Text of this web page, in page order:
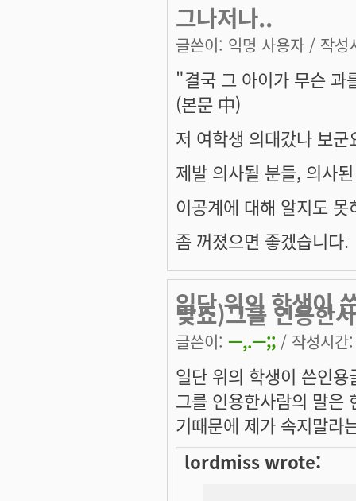
그나저나..
글쓴이: 익명 사용자 / 작성
"결국 그 아이가 무슨 과
(본문 中)
저 여학생 의대갔나 보
제발 의사될 분들, 의사
이공계에 대해 알지도
좀 꺼졌으면 좋겠습니다.
일단 위의 학생이
맞죠)그를 인용한사
글쓴이: ㅡ,.ㅡ;; / 작성시
일단 위의 학생이 쓴인
그를 인용한사람의 말은
기때문에 제가 속지말라
lordmiss wrote: